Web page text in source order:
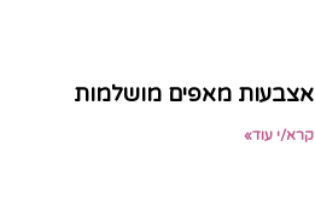
אצבעות מאפים מושלמות
קרא/י עוד»